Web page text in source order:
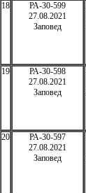
18
РА-30-599
27.08.2021
Заповед
19
РА-30-598
27.08.2021
Заповед
20
РА-30-597
27.08.2021
Заповед